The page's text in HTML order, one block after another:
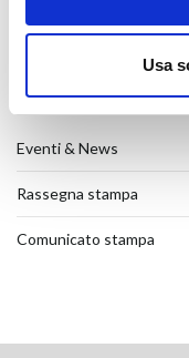
Usa
CATEGORIES
Eventi & News
Rassegna stampa
Comunicato stampa